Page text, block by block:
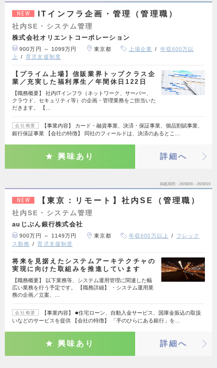
NEW ITインフラ企画・管理（管理職）
社内SE・システム管理
株式会社オリエントコーポレーション
900万円 ～ 1099万円 東京都 上場企業
年収600万以
上
育児支援制度
【プライム上場】信販業界トップクラス企
業／充実した福利厚生／年間休日122日
【職務概要】 社内ITインフラ（ネットワーク、サーバー、
クラウド、セキュリティ等）の企画・管理業務をご担当いた
だきます。 【…
会社概要
【事業内容】 カード・融資事業、決済・保証事業、個品割賦事業、
銀行保証事業 【会社の特徴】 同社のフィールドは、決済のあるとこ…
興味あり 詳細へ
掲載期間 26/08/06～26/08/19
NEW 【東京：リモート】社内SE（管理職）
社内SE・システム管理
auじぶん銀行株式会社
900万円 ～ 1149万円 東京都 年収600万以上
フレック
ス勤務
育児支援制度
将来を見据えたシステムアーキテクチャの
実現に向けた取組みを推進しています
【職務概要】 以下業務等、システム運用管理に関連した幅
広い業務を行う予定です。 【職務詳細】 ・システム運用業
務の企画／立案、…
会社概要
【事業内容】 ■住宅ローン、自動入金サービス、国庫金振込の取扱
いなどのサービスを提供 【会社の特徴】 「手のひらにある銀行」を…
興味あり 詳細へ